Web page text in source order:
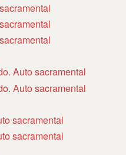
Auto sacramental
Auto sacramental
sacramental
sacramental